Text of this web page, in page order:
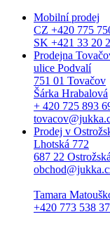
Mobilní prodej
CZ +420 775
SK +421 33 20
Prodejna
ulice Podvalí
751 01 Tovačov
Šárka Hrabalová
+ 420 725 893
Prodej v
Lhotská 772
687 22
Tamara
+420 773 538